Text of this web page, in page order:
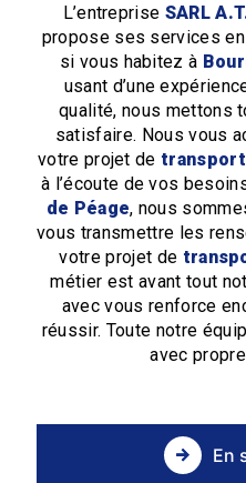
L’entreprise SARL
propose ses services en
si vous habitez à
usant d’une
qualité, nous mettons
satisfaire. Nous vous
votre projet de
à l’écoute de vos
de Péage, nous
vous transmettre les
votre projet de
métier est avant tout
avec vous renforce
réussir. Toute notre
avec
En